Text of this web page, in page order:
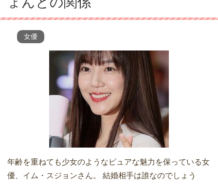
女優
年齢を重ねても少女のようなピュアな魅力を保っている女
優、イム・スジョンさん。 結婚相手は誰なのでしょう